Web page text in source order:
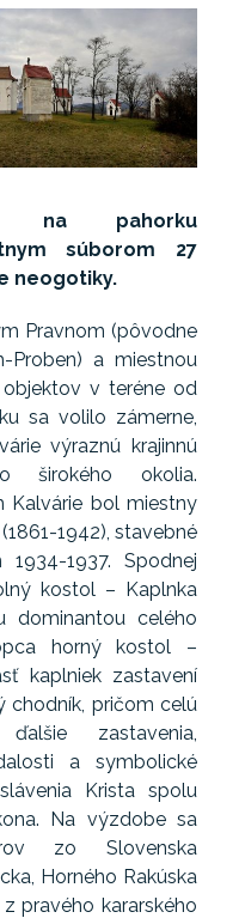
na pahorku
súborom 27
neogotiky.
Pravnom (pôvodne
Proben) a miestnou
objektov v teréne od
sa volilo zámerne,
výraznú krajinnú
širokého okolia.
Kalvárie bol miestny
1942), stavebné
1937. Spodnej
kostol – Kaplnka
dominantou celého
horný kostol –
kaplniek zastavení
chodník, pričom celú
zastavenia,
a symbolické
Krista spolu
Na výzdobe sa
zo Slovenska
Horného Rakúska
pravého kararského